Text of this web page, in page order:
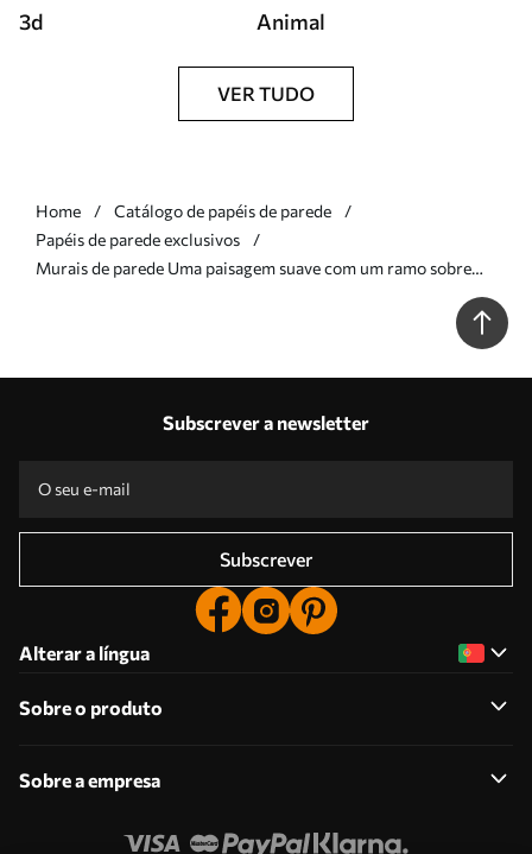
3d Animal
VER TUDO
Home
Catálogo de papéis de parede
Papéis de parede exclusivos
Murais de parede Uma paisagem suave com um ramo sobre
Subscrever a newsletter
Subscrever
Alterar a língua
Sobre o produto
Sobre a empresa